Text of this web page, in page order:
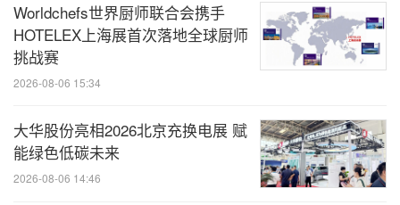
Worldchefs世界厨师联合会携手
HOTELEX上海展首次落地全球厨师
挑战赛
2026-08-06 15:34
大华股份亮相2026北京充换电展 赋
能绿色低碳未来
2026-08-06 14:46